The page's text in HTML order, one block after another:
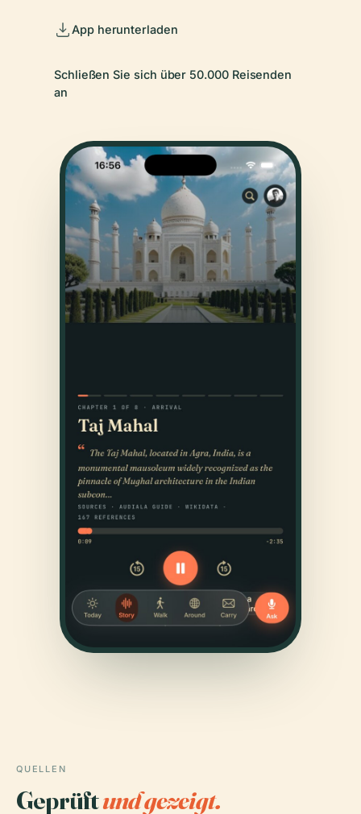
App herunterladen
Schließen Sie sich über 50.000 Reisenden
an
QUELLEN
Geprüftund gezeigt.